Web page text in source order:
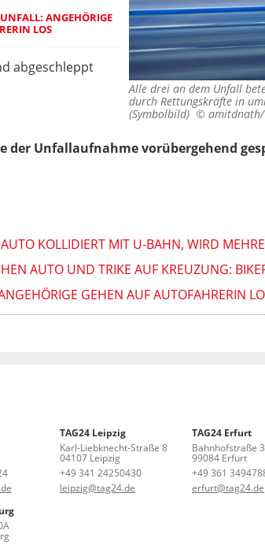
Alle drei an dem Unfall
durch Rettungskräfte in
(Symbolbild) © amitdnath/
ANGEHÖRIGE
LOS
abgeschleppt
der Unfallaufnahme vorübergehend
KOLLIDIERT MIT U-BAHN, WIRD
AUTO UND TRIKE AUF KREUZUNG:
GEHEN AUF AUTOFAHRERIN
TAG24 Leipzig
Karl-Liebknecht-Straße 8
04107 Leipzig
+49 341 24250430
leipzig@tag24.de
TAG24 Erfurt
Bahnhofstraße
99084 Erfurt
+49 361
erfurt@tag24.de